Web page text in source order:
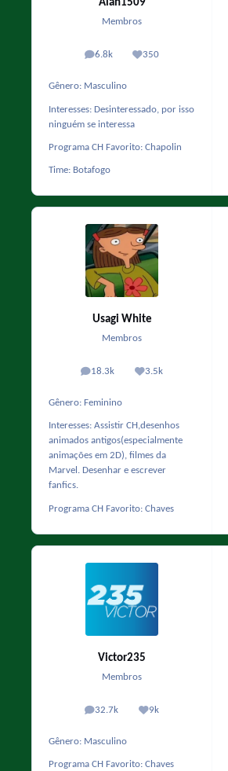
Membros
6.8k
posts 350
Reputação
Gênero: Masculino
Interesses: Desinteressado, por isso
ninguém se interessa
Programa CH Favorito: Chapolin
Time: Botafogo
Usagi White
Membros
18.3k
posts 3.5k
Reputação
Gênero: Feminino
Interesses: Assistir CH,desenhos
animados antigos(especialmente
animações em 2D), filmes da
Marvel. Desenhar e escrever
fanfics.
Programa CH Favorito: Chaves
Victor235
Membros
32.7k
posts 9k
Reputação
Gênero: Masculino
Programa CH Favorito: Chaves